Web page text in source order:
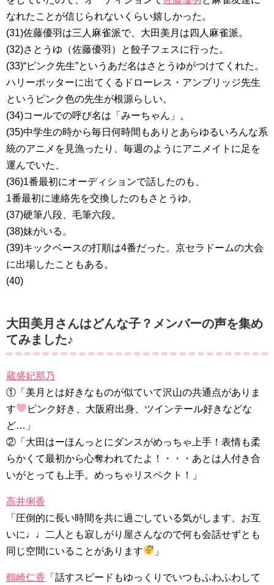
なれたことが信じられないくらい嬉しかった。
(31)佐藤優羽は三人麻雀派で、大田美月は四人麻雀派。
(32)さとうゆ（佐藤優羽）と餃子フェスに行った。
(33)“ピンク先生”というあだ名はさとうゆがつけてくれた。
ハリーポッターに出てくるドローレス・アンブリッジ先生
というピンク色の先生が根源らしい。
(34)コールでの呼び名は「みーちゃん」。
(35)中学生の時から毎日何時間もありとあらゆるいろんな系
統のアニメを見漁ったり、毎週のようにアニメイトに足を
運んでいた、
(36)1番最初にオーディションで話したのも、
1番最初に連絡先を交換したのもさとうゆ。
(37)硬筆八段、毛筆六段。
(38)妹がいる。
(39)キックベースの打順は4番だった。京セラドームの大会
に出場したこともある。
(40)
大田美月さんはどんな子？メンバーの声を集め
てみました♪
蔵盛妃那乃
①「美月とは好きなものが似ていて沢山の共通点がありま
す
ピンク好き、大阪府出身、ツインテール好きなどな
ど…」
②「大田はーほんっとにダンスがめっちゃ上手！表情も柔
らかくて最初から心奪われてたよ！・・・あとは人付き合
いがとっても上手。めっちゃリスペクト！」
高井俐香
「圧倒的に長い時間を共に過ごしている気がします、お互
いに♩♩二人とも寂しがり屋さんなので何も会話せずとも
同じ空間にいることがあります
」
鶴崎仁香 「話すスピードもゆっくりでいつもふわふわして